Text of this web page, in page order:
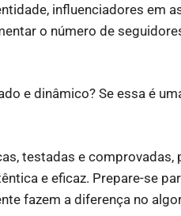
influenciadores em
o número de
e dinâmico? Se essa é
testadas e comprovadas,
e eficaz. Prepare-se
fazem a diferença no